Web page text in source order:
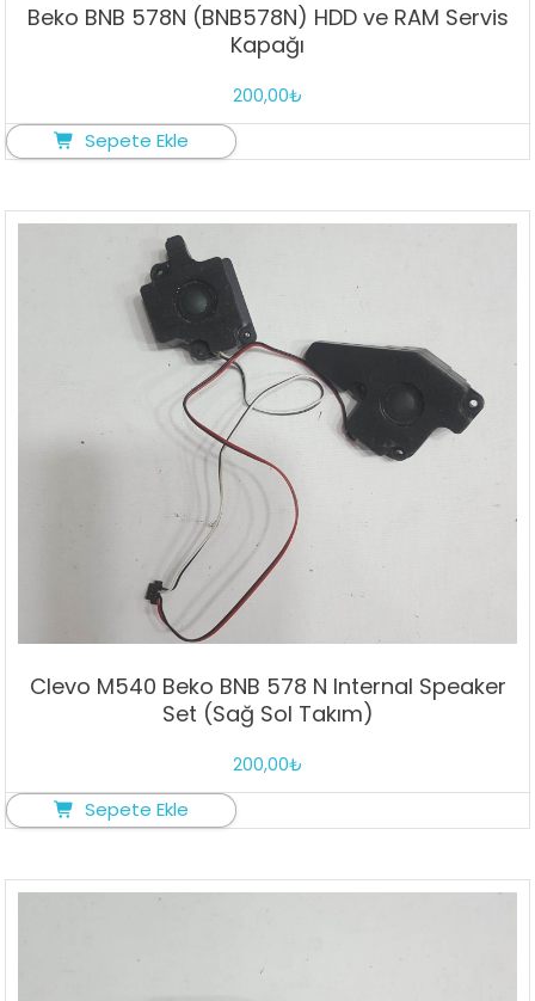
Beko BNB 578N (BNB578N) HDD ve RAM Servis
Kapağı
200,00₺
Sepete Ekle
Clevo M540 Beko BNB 578 N Internal Speaker
Set (Sağ Sol Takım)
200,00₺
Sepete Ekle